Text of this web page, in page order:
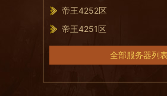
帝王4252区
帝王4251区
全部服务器列